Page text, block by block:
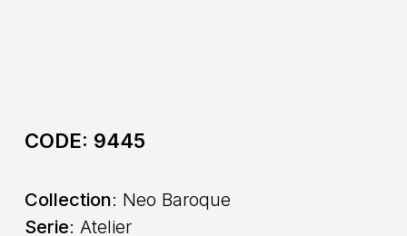
CODE: 9445
Collection: Neo Baroque
Serie: Atelier